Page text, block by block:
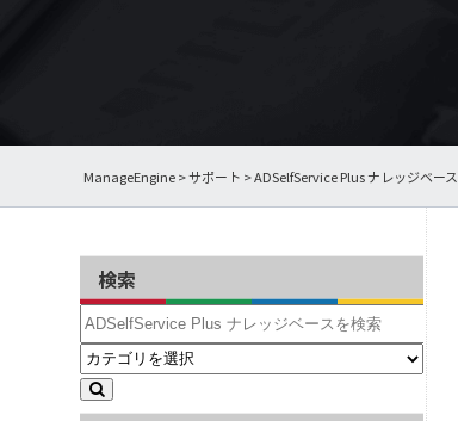
ManageEngine>サポート >ADSelfService Plus ナレッジベース
検索